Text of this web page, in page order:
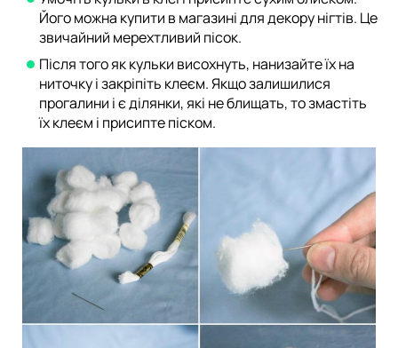
Його можна купити в магазині для декору нігтів. Це
звичайний мерехтливий пісок.
Після того як кульки висохнуть, нанизайте їх на
ниточку і закріпіть клеєм. Якщо залишилися
прогалини і є ділянки, які не блищать, то змастіть
їх клеєм і присипте піском.